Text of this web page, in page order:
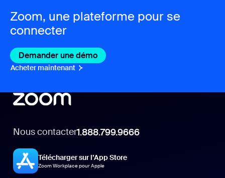
Zoom, une plateforme pour se
connecter
Demander une démo
Acheter maintenant
Nous contacter1.888.799.9666
Télécharger sur l’App Store
Zoom Workplace pour Apple